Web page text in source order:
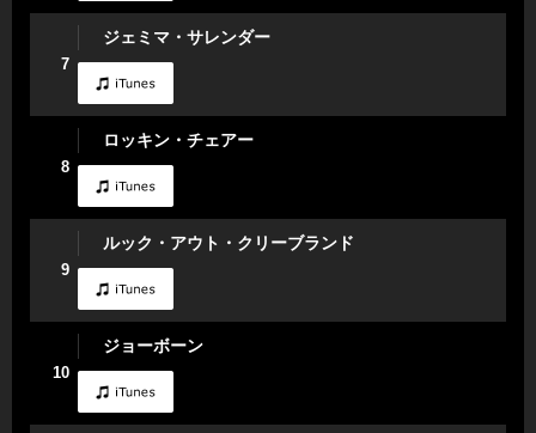
7
ジェミマ・サレンダー
8
ロッキン・チェアー
9
ルック・アウト・クリーブランド
10
ジョーボーン